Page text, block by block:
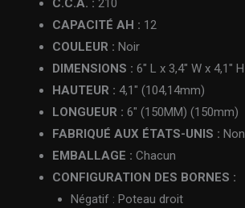
C.C.A. : 210
CAPACITÉ AH : 12
COULEUR : Noir
DIMENSIONS : 6″ L x 3,4″ W x 4,1″ H
HAUTEUR : 4,1″ (104,14mm)
LONGUEUR : 6″ (150MM) (150mm)
FABRIQUÉ AUX ÉTATS-UNIS : Non
EMBALLAGE : Chacun
CONFIGURATION DES BORNES :
Négatif : Poteau droit